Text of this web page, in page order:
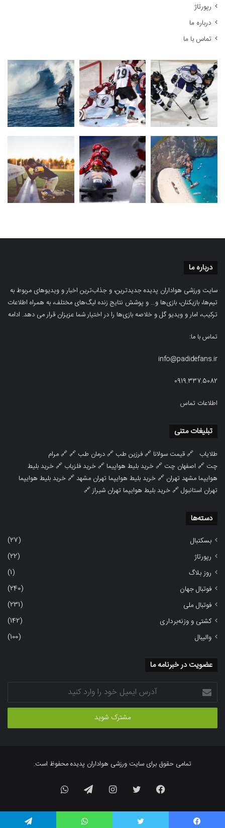
رپورتاژ
درباره ما
تماس با ما
درباره ما
سایت ورزشی هواداران پدیده جدیدترین، و جذاب‌ترین اخبار و ویدیوهای مربوط به
تیم‌ها، بازیکنان، بازی‌ها و… و پوشش نتایج زنده لیگ‌های مختلف، به همراه اطلاعات
ترکیب، امار و ویدیو‌‌ گل‌ و خلاصه بازی‌ها را در اختیار شما عزیزان قرار می دهد. ادامه
تماس با ما:
info@padidefans.ir
0919.337.5082
اطلاعات تماس
تبلیغات متنی
طلایاب 🔗قیمت سولانا 🔗فرزین طب 🔗درمان طب 🔗 🔗مرام
چت 🔗 اصفهان چت 🔗خرید بلیط هواپیما 🔗خرید فلزیاب 🔗خرید بلیط
هوایپما مشهد تهران 🔗خرید بلیط هوایپما تهران مشهد🔗خرید بلیط هوایپما
تهران استانبول🔗خرید بلیط هوایپما تهران شیراز🔗
دسته‌ها
بسکتبال
(27)
رپورتاژ
(22)
روز بلاگ
(1)
فوتبال جهان
(240)
فوتبال ملی
(231)
کشتی و وزنه‌برداری
(142)
والیبال
(100)
عضویت در خبرنامه ما
آدرس
ایمیل
خود
وارد
تمامی حقوق برای سایت ورزشی هواداران پدیده محفوظ است.
فیسبوک توییتر اینستاگرام تلگرام
آپ